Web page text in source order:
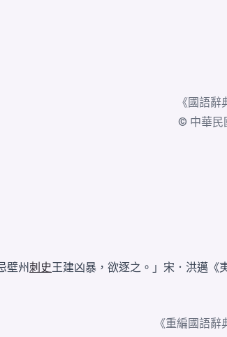
《國語辭
© 中華民
壁州刺史王建凶暴，欲逐之。」宋．洪邁《
《重編國語辭